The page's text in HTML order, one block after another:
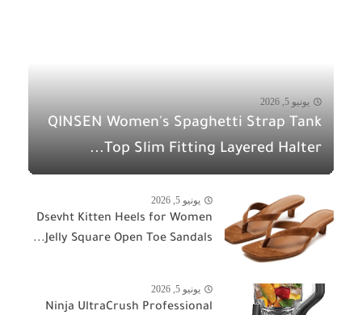
يونيو 5, 2026
QINSEN Women's Spaghetti Strap Tank
Top Slim Fitting Layered Halter...
يونيو 5, 2026
Dsevht Kitten Heels for Women
Jelly Square Open Toe Sandals...
يونيو 5, 2026
Ninja UltraCrush Professional